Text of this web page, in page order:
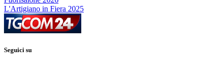
L'Artigiano in Fiera 2025
Seguici su